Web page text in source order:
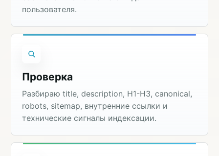
пользователя.
Проверка
Разбираю title, description, H1-H3, canonical,
robots, sitemap, внутренние ссылки и
технические сигналы индексации.